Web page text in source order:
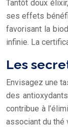
Tantôt doux
ses effets
favorisant la
infinie. La
Les
Envisagez une
des
contribue à
associant du thé